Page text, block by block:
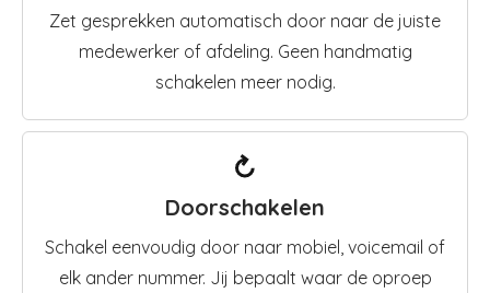
Zet gesprekken automatisch door naar de juiste
medewerker of afdeling. Geen handmatig
schakelen meer nodig.
Doorschakelen
Schakel eenvoudig door naar mobiel, voicemail of
elk ander nummer. Jij bepaalt waar de oproep